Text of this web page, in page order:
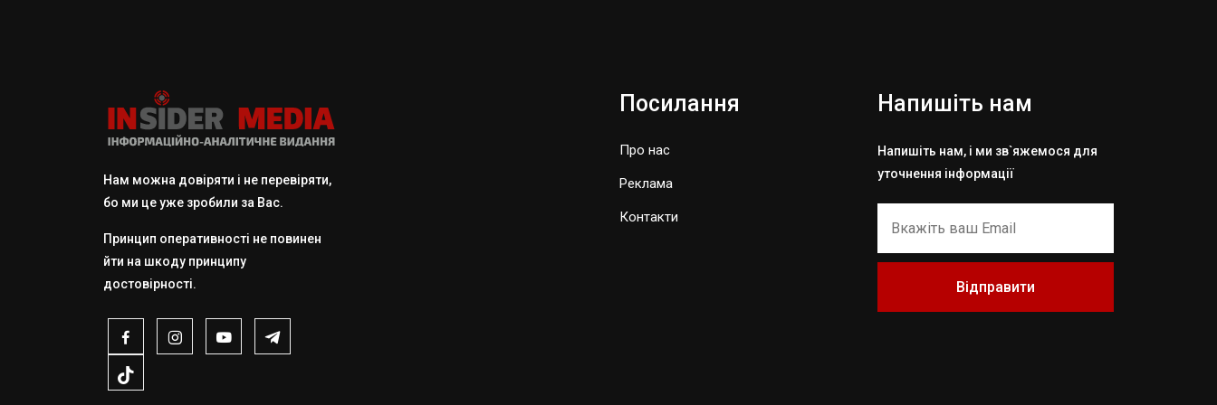
Нам можна довіряти і не перевіряти,
бо ми це уже зробили за Вас.
Принцип оперативності не повинен
йти на шкоду принципу
достовірності.
Посилання
Про нас
Реклама
Контакти
Напишіть нам
Напишіть нам, і ми зв`яжемося для
уточнення інформації
Відправити